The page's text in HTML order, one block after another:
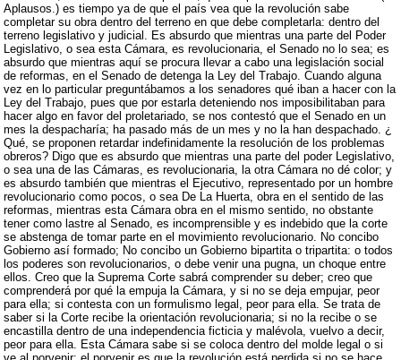
Aplausos.) es tiempo ya de que el país vea que la revolución sabe
completar su obra dentro del terreno en que debe completarla: dentro del
terreno legislativo y judicial. Es absurdo que mientras una parte del Poder
Legislativo, o sea esta Cámara, es revolucionaria, el Senado no lo sea; es
absurdo que mientras aquí se procura llevar a cabo una legislación social
de reformas, en el Senado de detenga la Ley del Trabajo. Cuando alguna
vez en lo particular preguntábamos a los senadores qué iban a hacer con la
Ley del Trabajo, pues que por estarla deteniendo nos imposibilitaban para
hacer algo en favor del proletariado, se nos contestó que el Senado en un
mes la despacharía; ha pasado más de un mes y no la han despachado. ¿
Qué, se proponen retardar indefinidamente la resolución de los problemas
obreros? Digo que es absurdo que mientras una parte del poder Legislativo,
o sea una de las Cámaras, es revolucionaria, la otra Cámara no dé color; y
es absurdo también que mientras el Ejecutivo, representado por un hombre
revolucionario como pocos, o sea De La Huerta, obra en el sentido de las
reformas, mientras esta Cámara obra en el mismo sentido, no obstante
tener como lastre al Senado, es incomprensible y es indebido que la corte
se abstenga de tomar parte en el movimiento revolucionario. No concibo
Gobierno así formado; No concibo un Gobierno bipartita o tripartita: o todos
los poderes son revolucionarios, o debe venir una pugna, un choque entre
ellos. Creo que la Suprema Corte sabrá comprender su deber; creo que
comprenderá por qué la empuja la Cámara, y si no se deja empujar, peor
para ella; si contesta con un formulismo legal, peor para ella. Se trata de
saber si la Corte recibe la orientación revolucionaria; si no la recibe o se
encastilla dentro de una independencia ficticia y malévola, vuelvo a decir,
peor para ella. Esta Cámara sabe si se coloca dentro del molde legal o si